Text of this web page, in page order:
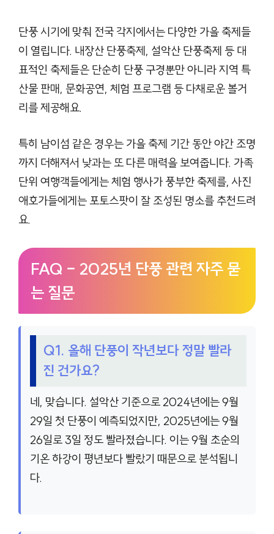
단풍 시기에 맞춰 전국 각지에서는 다양한 가을 축제들
이 열립니다. 내장산 단풍축제, 설악산 단풍축제 등 대
표적인 축제들은 단순히 단풍 구경뿐만 아니라 지역 특
산물 판매, 문화공연, 체험 프로그램 등 다채로운 볼거
리를 제공해요.
특히 남이섬 같은 경우는 가을 축제 기간 동안 야간 조명
까지 더해져서 낮과는 또 다른 매력을 보여줍니다. 가족
단위 여행객들에게는 체험 행사가 풍부한 축제를, 사진
애호가들에게는 포토스팟이 잘 조성된 명소를 추천드려
요.
FAQ – 2025년 단풍 관련 자주 묻
는 질문
Q1. 올해 단풍이 작년보다 정말 빨라
진 건가요?
네, 맞습니다. 설악산 기준으로 2024년에는 9월
29일 첫 단풍이 예측되었지만, 2025년에는 9월
26일로 3일 정도 빨라졌습니다. 이는 9월 초순의
기온 하강이 평년보다 빨랐기 때문으로 분석됩니
다.